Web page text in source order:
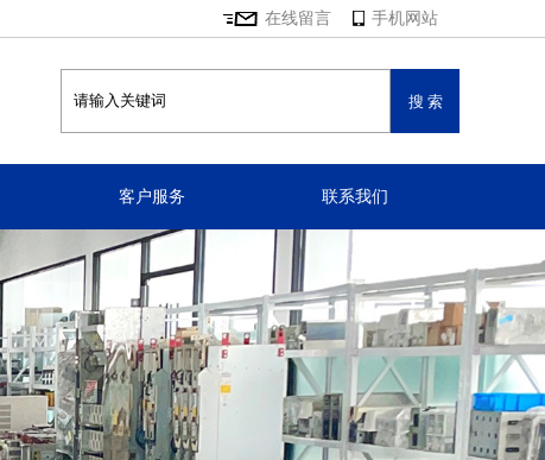
手机网站
在线留言
客户服务 联系我们